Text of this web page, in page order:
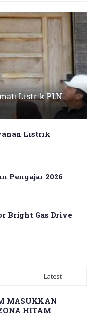
Listrik PLN
Listrik
Pengajar 2026
Bright Gas Drive
Latest
MASUKKAN
HITAM